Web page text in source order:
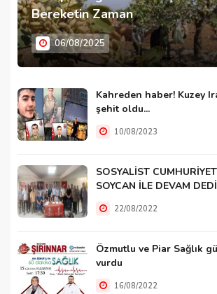
Bereketin Zaman
06/08/2025
Kahreden haber! Kuzey
şehit oldu...
10/08/2023
SOSYALİST
SOYCAN İLE DEVAM
22/08/2022
Özmutlu ve Piar Sağlık
vurdu
16/08/2022